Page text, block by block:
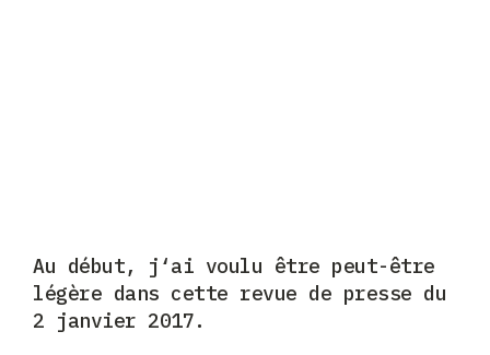
Au début, j ‘ai voulu être peut-être
légère dans cette revue de presse du
2 janvier 2017.